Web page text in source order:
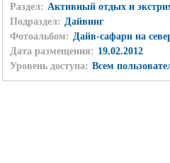
Раздел: Активный отдых и
Подраздел: Дайвинг
Фотоальбом: Дайв-сафари на
Дата размещения: 19.02.2012
Уровень доступа: Всем